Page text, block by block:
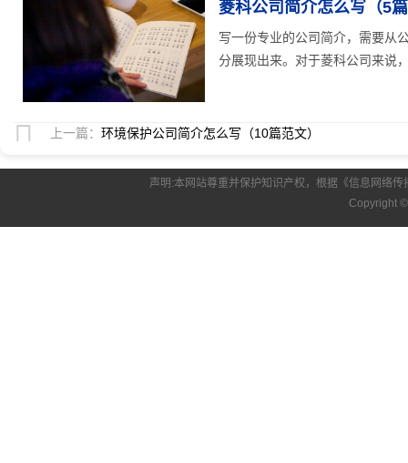
菱科公司简介怎么写（5
写一份专业的公司简介，需要从
分展现出来。对于菱科公司来说
上一篇： 环境保护公司简介怎么写（10篇范文）
声明:本网站尊重并保护知识产权，根据《信息网络
Copyright